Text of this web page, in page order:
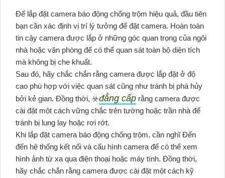
Để lắp đặt camera báo động chống trộm hiệu quả, đầu tiên
bạn cần xác định vị trí lý tưởng để đặt camera. Hoàn toàn
tin cậy camera được lắp ở những góc quan trọng của ngôi
nhà hoặc văn phòng để có thể quan sát toàn bộ diện tích
mà không bị che khuất.
Sau đó, hãy chắc chắn rằng camera được lắp đặt ở độ
cao phù hợp với việc quan sát cũng như tránh bị phá hủy
bởi kẻ gian. Đồng thời, ☣️đẳng cấp rằng camera được
cài đặt một cách vững chắc trên tường hoặc trần nhà để
tránh bị lung lay hoặc rơi rớt.
Khi lắp đặt camera báo động chống trộm, cần nghĩ Đến
đến hệ thống kết nối và cấu hình camera để có thể xem
hình ảnh từ xa qua điện thoại hoặc máy tính. Đồng thời,
hãy chắc chắn rằng camera được cài đặt một cách kỹ